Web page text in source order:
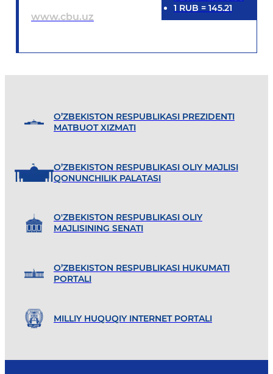
www.cbu.uz
1 RUB = 145.21
O’ZBEKISTON RESPUBLIKASI PREZIDENTI
MATBUOT XIZMATI
O’ZBEKISTON RESPUBLIKASI OLIY MAJLISI
QONUNCHILIK PALATASI
O'ZBEKISTON RESPUBLIKASI OLIY
MAJLISINING SENATI
O’ZBEKISTON RESPUBLIKASI HUKUMATI
PORTALI
MILLIY HUQUQIY INTERNET PORTALI